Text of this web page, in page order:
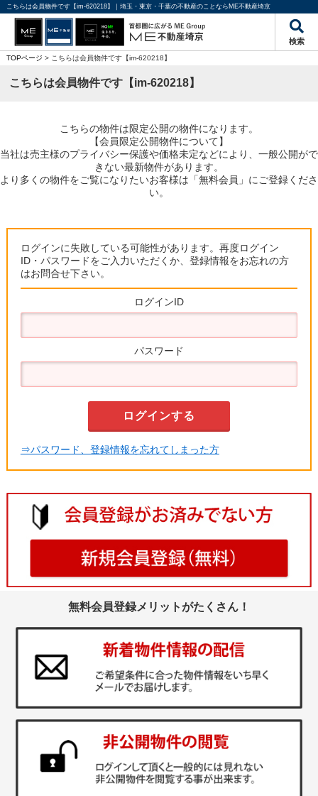
こちらは会員物件です【im-620218】｜埼玉・東京・千葉の不動産のことならME不動産埼京
検索
TOPページ > こちらは会員物件です【im-620218】
こちらは会員物件です【im-620218】
こちらの物件は限定公開の物件になります。
【会員限定公開物件について】
当社は売主様のプライバシー保護や価格未定などにより、一般公開がで
きない最新物件があります。
より多くの物件をご覧になりたいお客様は「無料会員」にご登録くださ
い。
ログインに失敗している可能性があります。再度ログイン
ID・パスワードをご入力いただくか、登録情報をお忘れの方
はお問合せ下さい。
ログインID
パスワード
⇒パスワード、登録情報を忘れてしまった方
無料会員登録メリットがたくさん！